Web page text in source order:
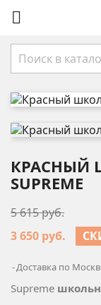

КРАСНЫЙ
SUPREME
5 615 руб.
3 650 руб.
Доставка по
Supreme